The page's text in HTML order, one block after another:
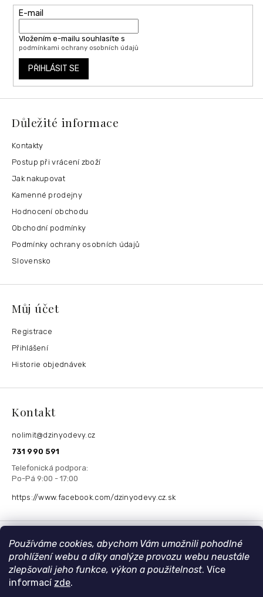
Používáme cookies, abychom Vám umožnili pohodlné
prohlížení webu a díky analýze provozu webu neustále
zlepšovali jeho funkce, výkon a použitelnost. Více
informací zde.
E-mail
Vložením e-mailu souhlasíte s
podmínkami ochrany osobních údajů
PŘIHLÁSIT SE
Důležité informace
Kontakty
Postup při vrácení zboží
Jak nakupovat
Kamenné prodejny
Hodnocení obchodu
Obchodní podmínky
Podmínky ochrany osobních údajů
Slovensko
Můj účet
Registrace
Přihlášení
Historie objednávek
Kontakt
nolimit@dzinyodevy.cz
731 990 591
https://www.facebook.com/dzinyodevy.cz.sk
Přijímáme online platby